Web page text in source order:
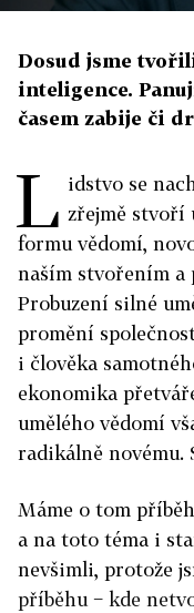
Dosud jsme
inteligence.
časem zabije či
L idstvo se
zřejmě stvoří
formu vědomí,
naším stvořením a
Probuzení silné
promění
i člověka
ekonomika
umělého vědomí
radikálně novému.
Máme o tom
a na toto téma i
nevšimli, protože
příběhu − kde